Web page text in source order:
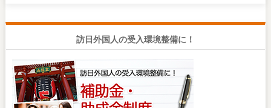
訪日外国人の受入環境整備に！